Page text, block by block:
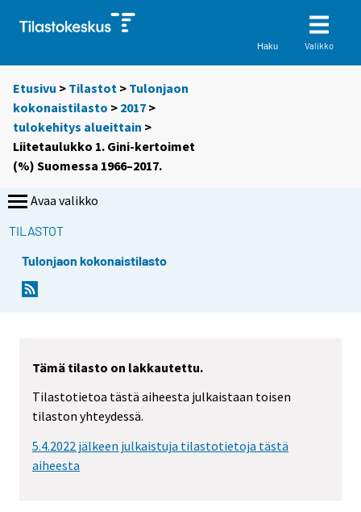
Haku Valikko
Etusivu > Tilastot > Tulonjaon
kokonaistilasto > 2017 >
tulokehitys alueittain >
Liitetaulukko 1. Gini-kertoimet
(%) Suomessa 1966–2017.
Avaa valikko
TILASTOT
Tulonjaon kokonaistilasto
Tämä tilasto on lakkautettu.
Tilastotietoa tästä aiheesta julkaistaan toisen
tilaston yhteydessä.
5.4.2022 jälkeen julkaistuja tilastotietoja tästä
aiheesta